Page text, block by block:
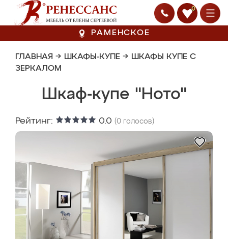
0
РАМЕНСКОЕ
ГЛАВНАЯ → ШКАФЫ-КУПЕ → ШКАФЫ КУПЕ С
ЗЕРКАЛОМ
Шкаф-купе "Ното"
Рейтинг: 0.0 (0 голосов)